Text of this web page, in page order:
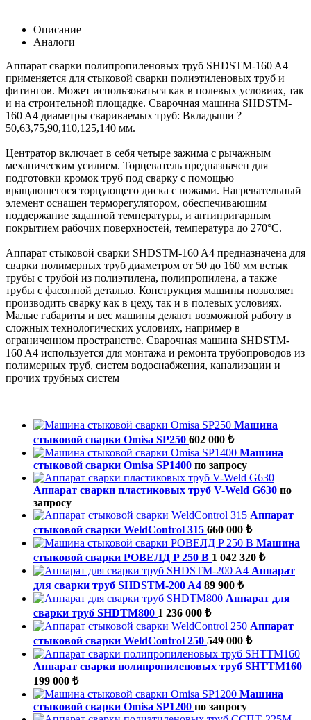
Описание
Аналоги
Аппарат сварки полипропиленовых труб SHDSTM-160 A4
применяется для стыковой сварки полиэтиленовых труб и
фитингов. Может использоваться как в полевых условиях, так
и на строительной площадке. Сварочная машина SHDSTM-
160 A4 диаметры свариваемых труб: Вкладыши ?
50,63,75,90,110,125,140 мм.
Центратор включает в себя четыре зажима с рычажным
механическим усилием. Торцеватель предназначен для
подготовки кромок труб под сварку с помощью
вращающегося торцующего диска с ножами. Нагревательный
элемент оснащен терморегулятором, обеспечивающим
поддержание заданной температуры, и антипригарным
покрытием рабочих поверхностей, температура до 270°С.
Аппарат стыковой сварки SHDSTM-160 A4 предназначена для
сварки полимерных труб диаметром от 50 до 160 мм встык
трубы с трубой из полиэтилена, полипропилена, а также
трубы с фасонной деталью. Конструкция машины позволяет
производить сварку как в цеху, так и в полевых условиях.
Малые габариты и вес машины делают возможной работу в
сложных технологических условиях, например в
ограниченном пространстве. Сварочная машина SHDSTM-
160 A4 используется для монтажа и ремонта трубопроводов из
полимерных труб, систем водоснабжения, канализации и
прочих трубных систем
Машина
стыковой сварки Omisa SP250 602 000 ₺
Машина
стыковой сварки Omisa SP1400 по запросу
Аппарат сварки пластиковых труб V-Weld G630 по
запросу
Аппарат
стыковой сварки WeldControl 315 660 000 ₺
Машина
стыковой сварки РОВЕЛД P 250 B 1 042 320 ₺
Аппарат
для сварки труб SHDSTM-200 A4 89 900 ₺
Аппарат для
сварки труб SHDTM800 1 236 000 ₺
Аппарат
стыковой сварки WeldControl 250 549 000 ₺
Аппарат сварки полипропиленовых труб SHTTM160
199 000 ₺
Машина
стыковой сварки Omisa SP1200 по запросу